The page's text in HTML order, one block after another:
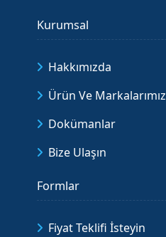
Kurumsal
Hakkımızda
Ürün Ve Markalarımız
Dokümanlar
Bize Ulaşın
Formlar
Fiyat Teklifi İsteyin